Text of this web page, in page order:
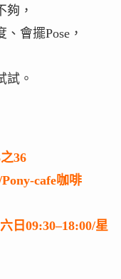
夠，
會擺Pose，
試。
36
cafe咖啡
日09:30–18:00/星